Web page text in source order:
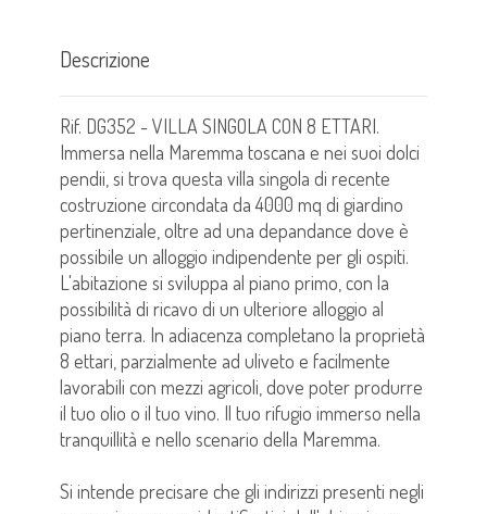
Descrizione
Rif. DG352 - VILLA SINGOLA CON 8 ETTARI.
Immersa nella Maremma toscana e nei suoi dolci
pendii, si trova questa villa singola di recente
costruzione circondata da 4000 mq di giardino
pertinenziale, oltre ad una depandance dove è
possibile un alloggio indipendente per gli ospiti.
L'abitazione si sviluppa al piano primo, con la
possibilità di ricavo di un ulteriore alloggio al
piano terra. In adiacenza completano la proprietà
8 ettari, parzialmente ad uliveto e facilmente
lavorabili con mezzi agricoli, dove poter produrre
il tuo olio o il tuo vino. Il tuo rifugio immerso nella
tranquillità e nello scenario della Maremma.
Si intende precisare che gli indirizzi presenti negli